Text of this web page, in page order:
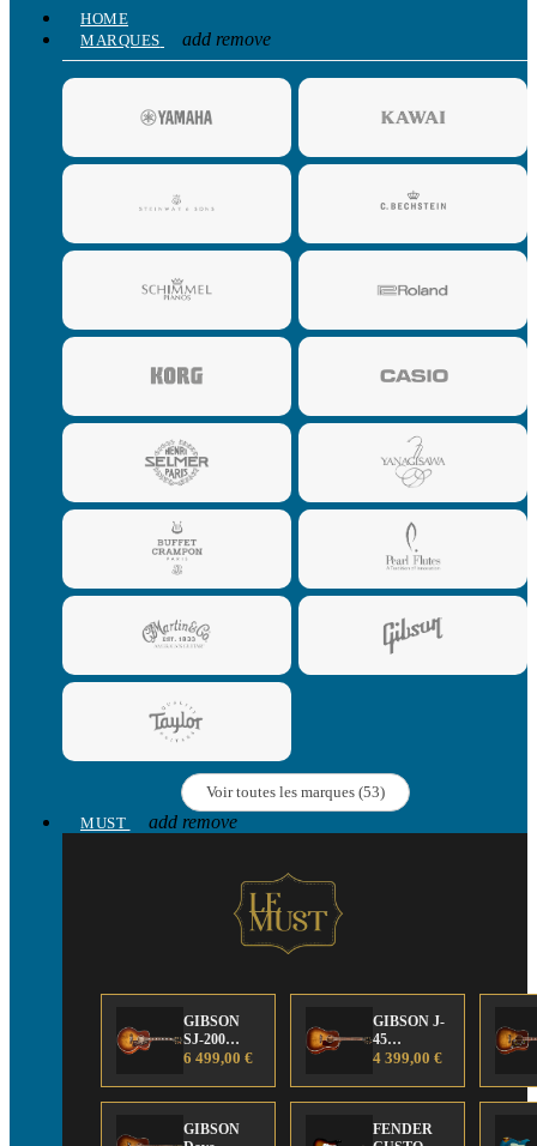
HOME
MARQUES
add remove
Voir toutes les marques (53)
MUST
add remove
GIBSON
SJ-200
Anniversary
Edition
6 499,00 €
GIBSON J-
45
Anniversary
Edition
4 399,00 €
GIBSON
FENDER